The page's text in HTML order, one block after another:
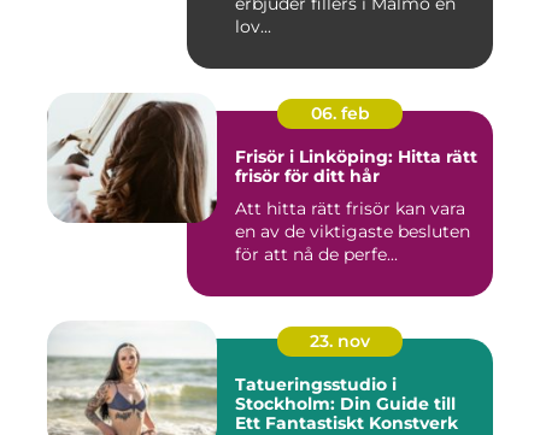
lov...
06. feb
Frisör i Linköping: Hitta rätt
frisör för ditt hår
Att hitta rätt frisör kan vara
en av de viktigaste besluten
för att nå de perfe...
23. nov
Tatueringsstudio i
Stockholm: Din Guide till
Ett Fantastiskt Konstverk